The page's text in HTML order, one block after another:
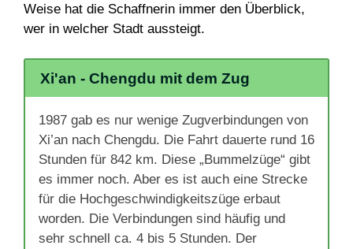
Weise hat die Schaffnerin immer den Überblick,
wer in welcher Stadt aussteigt.
Xi'an - Chengdu mit dem Zug
1987 gab es nur wenige Zugverbindungen von
Xi’an nach Chengdu. Die Fahrt dauerte rund 16
Stunden für 842 km. Diese „Bummelzüge“ gibt
es immer noch. Aber es ist auch eine Strecke
für die Hochgeschwindigkeitszüge erbaut
worden. Die Verbindungen sind häufig und
sehr schnell ca. 4 bis 5 Stunden. Der